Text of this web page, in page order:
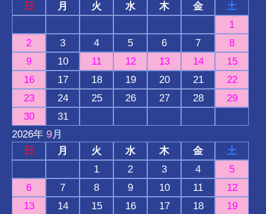
日
月 火 水 木 金
土
1
2
3 4 5 6 7
8
9
10 11 12 13 14
15
16
17 18 19 20 21
22
23
24 25 26 27 28
29
30
31
2026年 9月
日
月 火 水 木 金
土
1
2 3 4
5
6
7 8 9 10 11
12
13
14 15 16 17 18 19